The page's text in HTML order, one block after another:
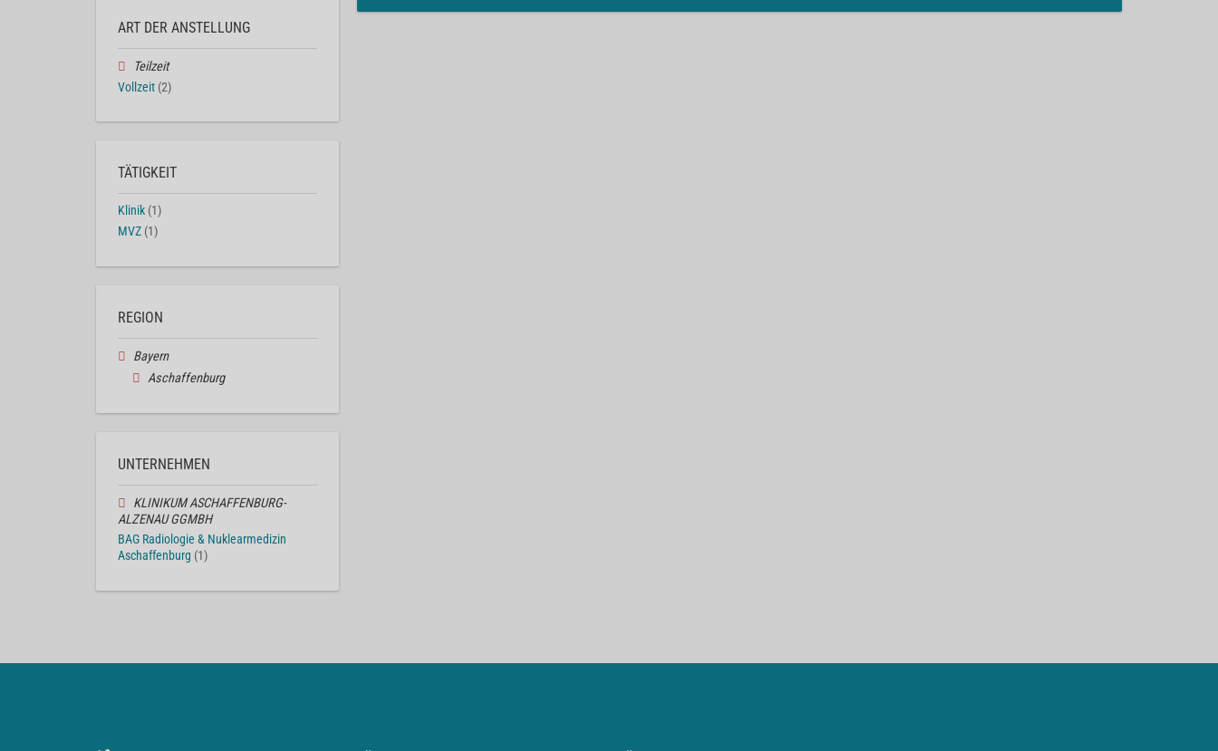
ART DER ANSTELLUNG
Teilzeit
Vollzeit (2)
TÄTIGKEIT
Klinik (1)
MVZ (1)
REGION
Bayern
Aschaffenburg
UNTERNEHMEN
KLINIKUM ASCHAFFENBURG-
ALZENAU GGMBH
BAG Radiologie & Nuklearmedizin
Aschaffenburg (1)